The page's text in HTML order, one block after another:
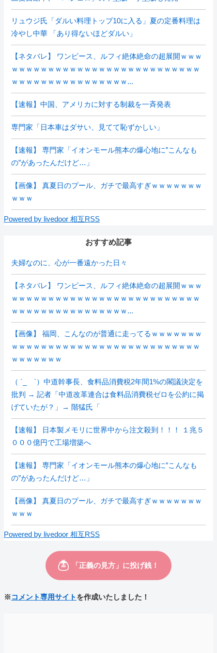
リュウジ氏「ダルい料理トップ10に入る」夏の定番料理は
冷やし中華 「あり得ないほどダルい」
【ネタバレ】 ワンピース、ルフィ絶体絶命の超展開ｗｗｗ
ｗｗｗｗｗｗｗｗｗｗｗｗｗｗｗｗｗｗｗｗｗｗｗｗｗｗ
ｗｗｗｗｗｗｗｗｗｗｗｗｗｗｗｗ...
【速報】中国、アメリカに対する制裁を一斉発表
専門家「日本車はダサい、見てて恥ずかしい」
【速報】 専門家「イオンモール熊本の爆心地に”こんなも
の”があったんだけど…」
【画像】 真夏日のプール、ガチで最高すぎｗｗｗｗｗｗｗ
ｗｗｗ
Powered by livedoor 相互RSS
おすすめ記事
夫婦なのに、心が一番遠かった日々
【ネタバレ】 ワンピース、ルフィ絶体絶命の超展開ｗｗｗ
ｗｗｗｗｗｗｗｗｗｗｗｗｗｗｗｗｗｗｗｗｗｗｗｗｗｗ
ｗｗｗｗｗｗｗｗｗｗｗｗｗｗｗｗ...
【画像】 福岡、こんなのが普通に走ってるｗｗｗｗｗｗｗ
ｗｗｗｗｗｗｗｗｗｗｗｗｗｗｗｗｗｗｗｗｗｗｗｗｗｗ
ｗｗｗｗｗｗｗ
（ ´_ゝ`）中道幹事長、食料品消費税2年間1%の閣議決定を
批判 → 記者「中道改革連合は食料品消費税ゼロを公約に掲
げていたが？」→ 階猛氏「
【速報】 日本製メモリに世界中から注文殺到！！！ １兆５
０００億円で工場増築へ
【速報】 専門家「イオンモール熊本の爆心地に”こんなも
の”があったんだけど…」
【画像】 真夏日のプール、ガチで最高すぎｗｗｗｗｗｗｗ
ｗｗｗ
Powered by livedoor 相互RSS
※コメント専用サイト を作成いたしました！